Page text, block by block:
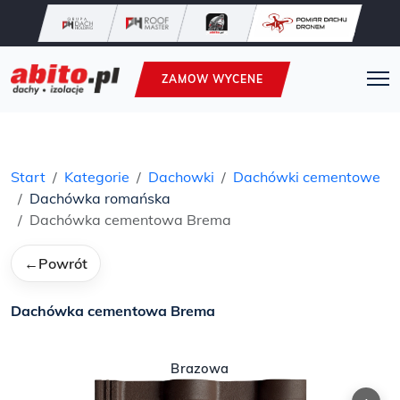
ZAMOW WYCENE
Start Kategorie Dachowki
Dachówki cementowe
Dachówka romańska
Dachówka cementowa Brema
← Powrót
Dachówka cementowa Brema
Brazowa